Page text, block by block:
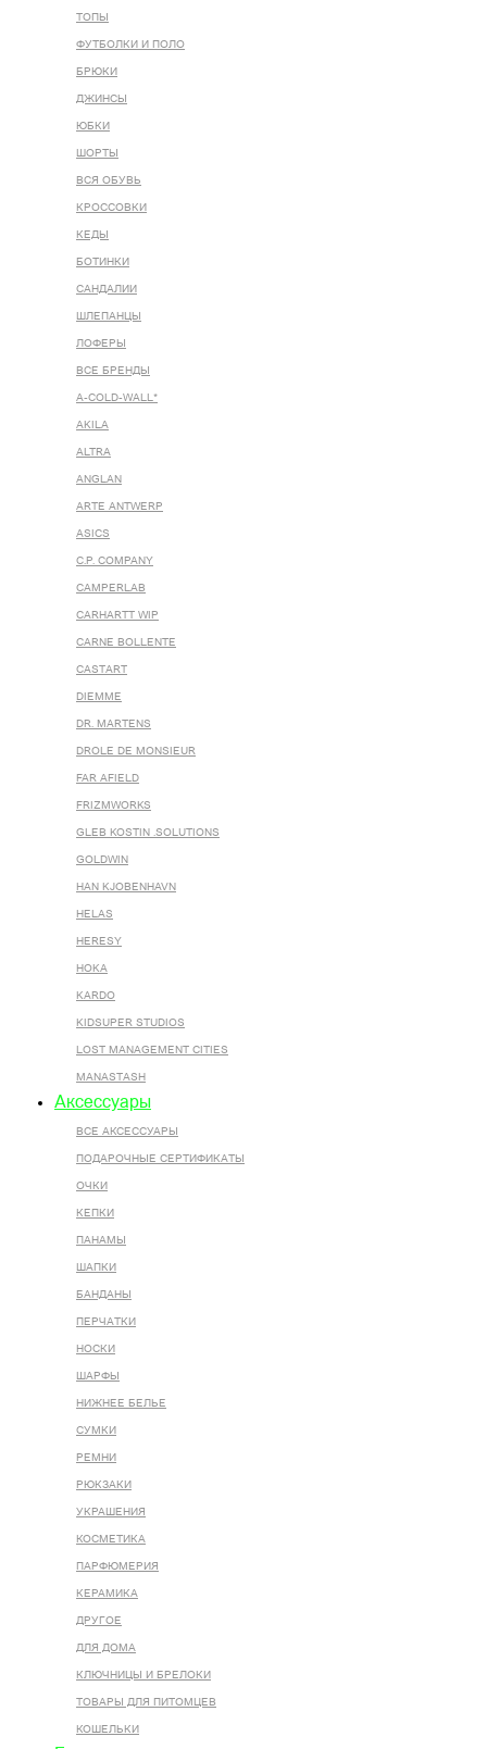
ТОПЫ
ФУТБОЛКИ И ПОЛО
БРЮКИ
ДЖИНСЫ
ЮБКИ
ШОРТЫ
ВСЯ ОБУВЬ
КРОССОВКИ
КЕДЫ
БОТИНКИ
САНДАЛИИ
ШЛЕПАНЦЫ
ЛОФЕРЫ
ВСЕ БРЕНДЫ
A-COLD-WALL*
AKILA
ALTRA
ANGLAN
ARTE ANTWERP
ASICS
C.P. COMPANY
CAMPERLAB
CARHARTT WIP
CARNE BOLLENTE
CASTART
DIEMME
DR. MARTENS
DROLE DE MONSIEUR
FAR AFIELD
FRIZMWORKS
GLEB KOSTIN .SOLUTIONS
GOLDWIN
HAN KJOBENHAVN
HELAS
HERESY
HOKA
KARDO
KIDSUPER STUDIOS
LOST MANAGEMENT CITIES
MANASTASH
Аксессуары
ВСЕ AКСЕССУАРЫ
ПОДАРОЧНЫЕ СЕРТИФИКАТЫ
ОЧКИ
КЕПКИ
ПАНАМЫ
ШАПКИ
БАНДАНЫ
ПЕРЧАТКИ
НОСКИ
ШАРФЫ
НИЖНЕЕ БЕЛЬЕ
СУМКИ
РЕМНИ
РЮКЗАКИ
УКРАШЕНИЯ
КОСМЕТИКА
ПАРФЮМЕРИЯ
КЕРАМИКА
ДРУГОЕ
ДЛЯ ДОМА
КЛЮЧНИЦЫ И БРЕЛОКИ
ТОВАРЫ ДЛЯ ПИТОМЦЕВ
КОШЕЛЬКИ